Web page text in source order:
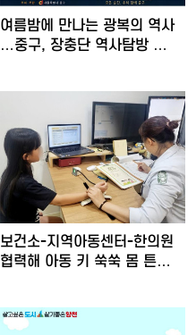
여름밤에 만나는 광복의 역사
…중구, 장충단 역사탐방 …
보건소-지역아동센터-한의원
협력해 아동 키 쑥쑥 몸 튼…